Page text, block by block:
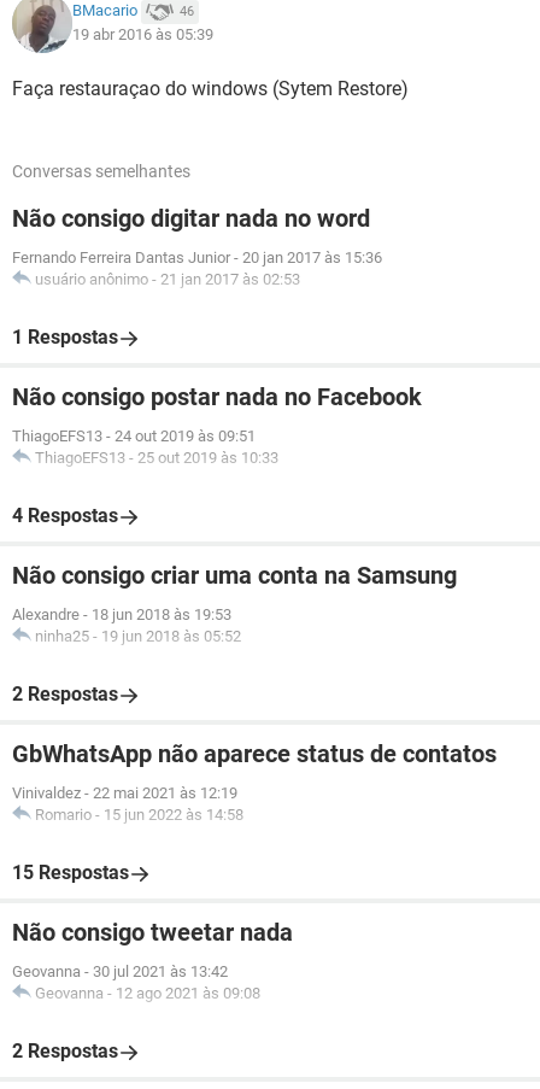
BMacario 46
19 abr 2016 às 05:39
Faça restauraçao do windows (Sytem Restore)
Conversas semelhantes
Não consigo digitar nada no word
Fernando Ferreira Dantas Junior - 20 jan 2017 às 15:36
usuário anônimo - 21 jan 2017 às 02:53
1 Respostas
Não consigo postar nada no Facebook
ThiagoEFS13 - 24 out 2019 às 09:51
ThiagoEFS13 - 25 out 2019 às 10:33
4 Respostas
Não consigo criar uma conta na Samsung
Alexandre - 18 jun 2018 às 19:53
ninha25 - 19 jun 2018 às 05:52
2 Respostas
GbWhatsApp não aparece status de contatos
Vinivaldez - 22 mai 2021 às 12:19
Romario - 15 jun 2022 às 14:58
15 Respostas
Não consigo tweetar nada
Geovanna - 30 jul 2021 às 13:42
Geovanna - 12 ago 2021 às 09:08
2 Respostas